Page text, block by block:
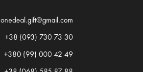
onedeal.gift@gmail.com
+38 (093) 730 73 30
+380 (99) 000 42 49